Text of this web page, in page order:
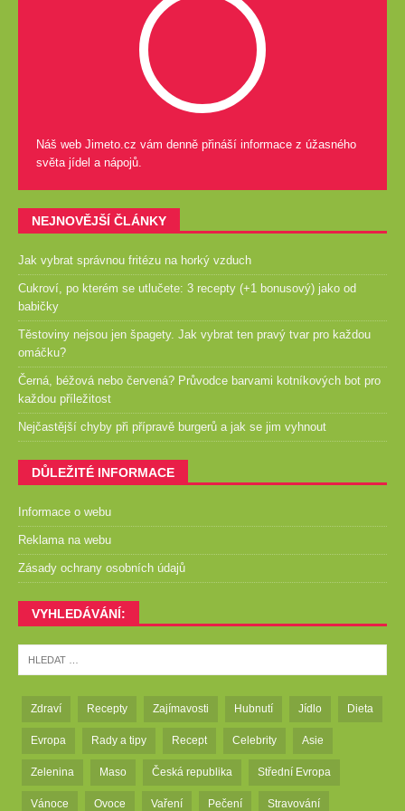
Náš web Jimeto.cz vám denně přináší informace z úžasného
světa jídel a nápojů.
NEJNOVĚJŠÍ ČLÁNKY
Jak vybrat správnou fritézu na horký vzduch
Cukroví, po kterém se utlučete: 3 recepty (+1 bonusový) jako od
babičky
Těstoviny nejsou jen špagety. Jak vybrat ten pravý tvar pro každou
omáčku?
Černá, béžová nebo červená? Průvodce barvami kotníkových bot pro
každou příležitost
Nejčastější chyby při přípravě burgerů a jak se jim vyhnout
DŮLEŽITÉ INFORMACE
Informace o webu
Reklama na webu
Zásady ochrany osobních údajů
VYHLEDÁVÁNÍ:
Zdraví Recepty Zajímavosti Hubnutí Jídlo Dieta
Evropa Rady a tipy Recept Celebrity Asie
Zelenina Maso Česká republika Střední Evropa
Vánoce Ovoce Vaření Pečení Stravování